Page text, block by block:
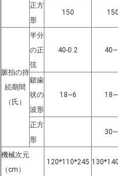
正方
形
150 150
脈拍の持
続期間
（氏）
半分
の正
弦
40-0.2
鋸歯
状の
波形
18~6
正方
形
機械次元
（cm）
120*110*245